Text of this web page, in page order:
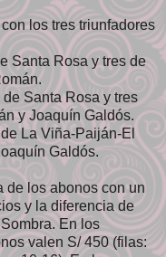
los tres triunfadores
Santa Rosa y tres de
Santa Rosa y tres
y Joaquín Galdós.
La Viña-Paiján-El
Galdós.
de los abonos con un
y la diferencia de
En los
valen S/ 450 (filas: